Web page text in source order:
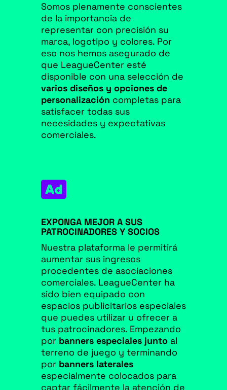
Somos plenamente conscientes
de la importancia de
representar con precisión su
marca, logotipo y colores. Por
eso nos hemos asegurado de
que LeagueCenter esté
disponible con una selección de
varios diseños y opciones de
personalización completas para
satisfacer todas sus
necesidades y expectativas
comerciales.

EXPONGA MEJOR A SUS
PATROCINADORES Y SOCIOS
Nuestra plataforma le permitirá
aumentar sus ingresos
procedentes de asociaciones
comerciales. LeagueCenter ha
sido bien equipado con
espacios publicitarios especiales
que puedes utilizar u ofrecer a
tus patrocinadores. Empezando
por banners especiales juntoal
terreno de juego y terminando
por banners laterales
especialmente colocados para
captar fácilmente la atención de